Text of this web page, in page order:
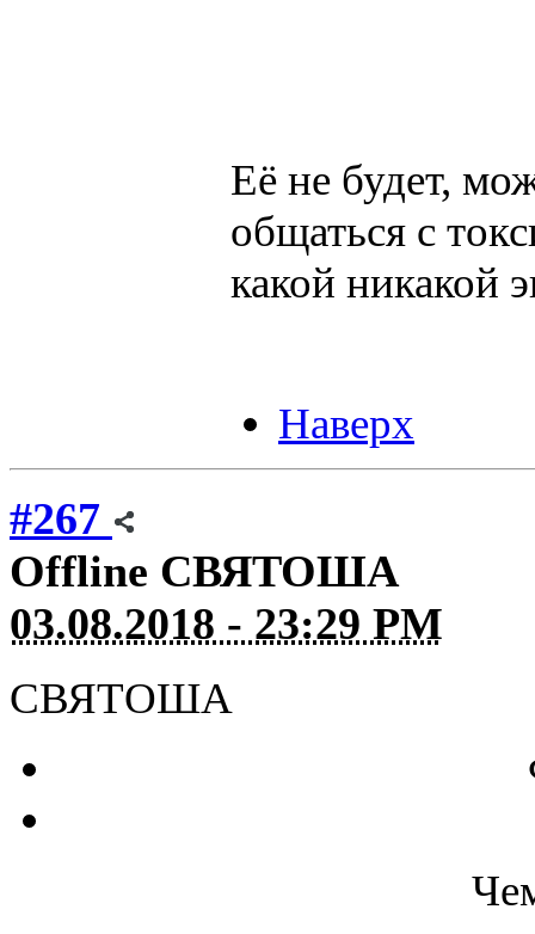
Её не будет,
общаться с
какой никакой
Наверх
#267
Offline СВЯТОША
03.08.2018 - 23:29 PM
СВЯТОША